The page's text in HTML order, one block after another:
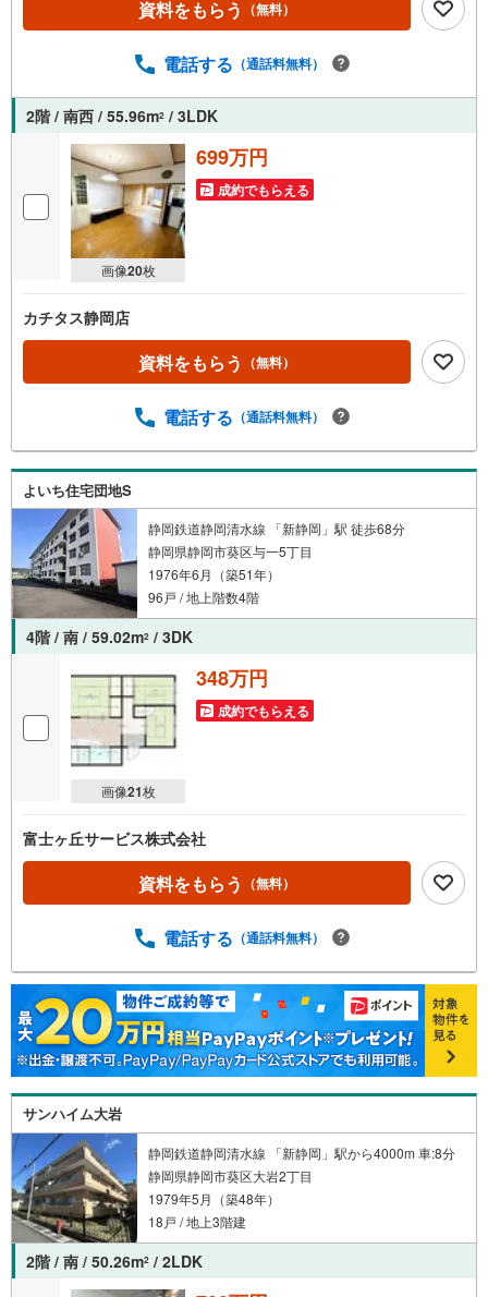
資料をもらう （無料）
電話する （通話料無料）
2階 / 南西 / 55.96m2 / 3LDK
画像20枚
699万円
成約でもらえる
カチタス静岡店
資料をもらう （無料）
電話する （通話料無料）
よいち住宅団地S
静岡鉄道静岡清水線 「新静岡」駅 徒歩68分
静岡県静岡市葵区与一5丁目
1976年6月（築51年）
96戸 / 地上階数4階
4階 / 南 / 59.02m2 / 3DK
画像21枚
348万円
成約でもらえる
富士ヶ丘サービス株式会社
資料をもらう （無料）
電話する （通話料無料）
サンハイム大岩
静岡鉄道静岡清水線 「新静岡」駅から4000m 車:8分
静岡県静岡市葵区大岩2丁目
1979年5月（築48年）
18戸 / 地上3階建
2階 / 南 / 50.26m2 / 2LDK